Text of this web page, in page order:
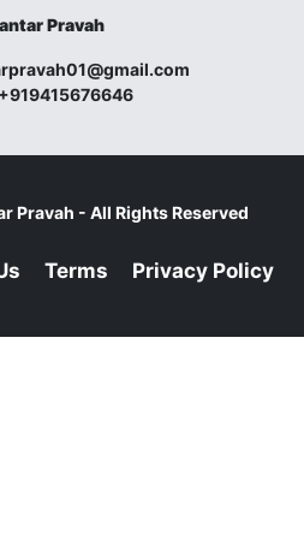
Pravah
+919415676646
Pravah - All Rights Reserved
Terms Privacy Policy